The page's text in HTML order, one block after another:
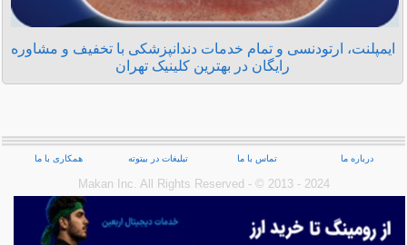
ایمپلنت، ارتودنسی و تمام خدمات دندانپزشکی با تخفیف و مشاوره
رایگان در بهترین کلینیک تهران
درباره ما تماس با ما تبلیغات در بیتوته همکاری با ما
Makan Inc.‎ All Rights Reserved - © 2013 - 2024